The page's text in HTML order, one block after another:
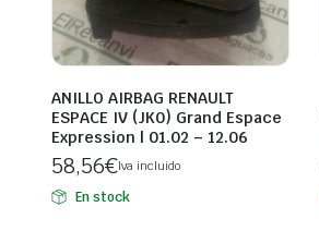
ANILLO AIRBAG RENAULT
ESPACE IV (JK0) Grand Espace
Expression | 01.02 – 12.06
58,56€Iva incluido
En stock